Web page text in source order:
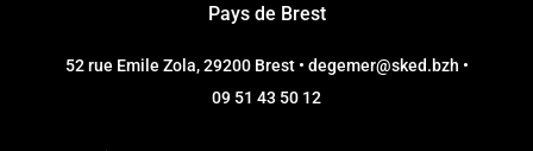
Pays de Brest
52 rue Emile Zola, 29200 Brest • degemer@sked.bzh •
09 51 43 50 12